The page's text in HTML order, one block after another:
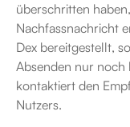
überschritten
Nachfassnachricht
Dex bereitgestellt,
Absenden nur noch
kontaktiert den
Nutzers.